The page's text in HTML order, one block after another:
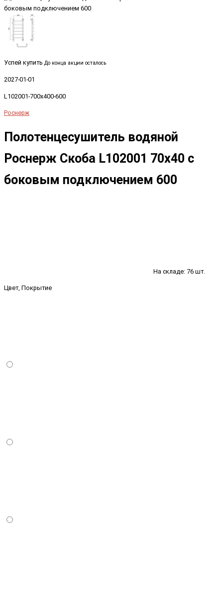
Успей купить До конца акции осталось
2027-01-01
L102001-700x400-600
Роснерж
Полотенцесушитель водяной
Роснерж Скоба L102001 70x40 с
боковым подключением 600
На складе: 76 шт.
Цвет, Покрытие